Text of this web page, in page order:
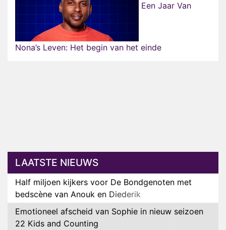
Een Jaar Van
Nona’s Leven: Het begin van het einde
LAATSTE NIEUWS
Half miljoen kijkers voor De Bondgenoten met
bedscène van Anouk en Diederik
Emotioneel afscheid van Sophie in nieuw seizoen
22 Kids and Counting